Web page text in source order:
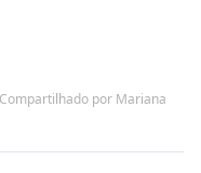
Compartilhado por Mariana